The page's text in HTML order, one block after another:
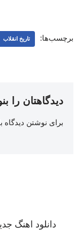
برچسب‌ها: تاریخ انقلاب
دیدگاهتان را
برای نوشتن دیدگاه
دانلود اهنگ